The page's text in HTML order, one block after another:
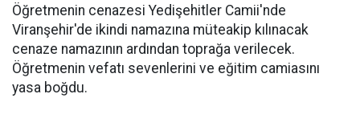
Öğretmenin cenazesi Yedişehitler Camii'nde
Viranşehir'de ikindi namazına müteakip kılınacak
cenaze namazının ardından toprağa verilecek.
Öğretmenin vefatı sevenlerini ve eğitim camiasını
yasa boğdu.